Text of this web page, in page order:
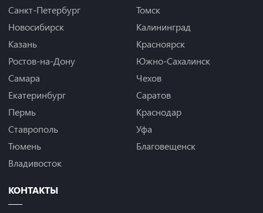
Санкт-Петербург
Новосибирск
Казань
Ростов-на-Дону
Самара
Екатеринбург
Пермь
Ставрополь
Тюмень
Владивосток
Томск
Калининград
Красноярск
Южно-Сахалинск
Чехов
Саратов
Краснодар
Уфа
Благовещенск
КОНТАКТЫ